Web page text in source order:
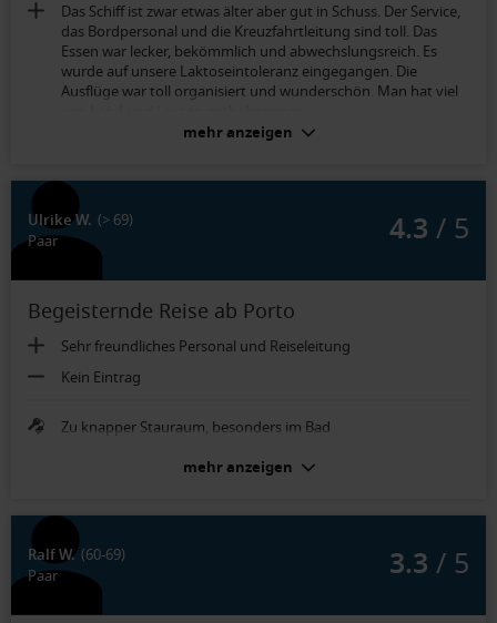
Das Schiff ist zwar etwas älter aber gut in Schuss. Der Service,
das Bordpersonal und die Kreuzfahrtleitung sind toll. Das
Essen war lecker, bekömmlich und abwechslungsreich. Es
wurde auf unsere Laktoseintoleranz eingegangen. Die
Ausflüge war toll organisiert und wunderschön. Man hat viel
Das Bad in der Kabine hätte etwas größer sein können. Der DJ
hätte das Barteam auch gekonnt. Die
Lautsprecherdurchsagen waren im Essbereich schlecht
hörbar.
mehr anzeigen
Ulrike W. (> 69)
Paar
4.3 / 5
Begeisternde Reise ab Porto
Sehr freundliches Personal und Reiseleitung
Kein Eintrag
Zu knapper Stauraum, besonders im Bad
mehr anzeigen
Ralf W. (60-69)
Paar
3.3 / 5